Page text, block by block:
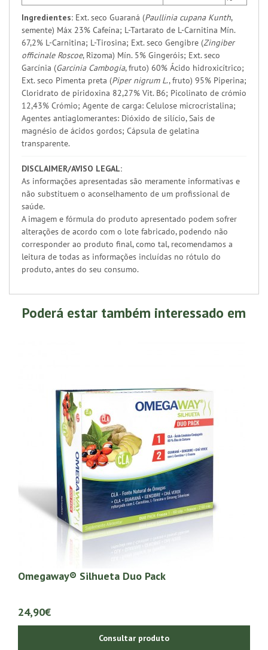
Ingredientes: Ext. seco Guaraná (Paullinia cupana Kunth,
semente) Máx 23% Cafeína; L-Tartarato de L-Carnitina Mín.
67,2% L-Carnitina; L-Tirosina; Ext. seco Gengibre (Zingiber
officinale Roscoe, Rizoma) Mín. 5% Gingeróis; Ext. seco
Garcínia (Garcinia Cambogia, fruto) 60% Ácido hidroxicítrico;
Ext. seco Pimenta preta (Piper nigrum L., fruto) 95% Piperina;
Cloridrato de piridoxina 82,27% Vit. B6; Picolinato de crómio
12,43% Crómio; Agente de carga: Celulose microcristalina;
Agentes antiaglomerantes: Dióxido de silício, Sais de
magnésio de ácidos gordos; Cápsula de gelatina
transparente.
DISCLAIMER/AVISO LEGAL:
As informações apresentadas são meramente informativas e
não substituem o aconselhamento de um profissional de
saúde.
A imagem e fórmula do produto apresentado podem sofrer
alterações de acordo com o lote fabricado, podendo não
corresponder ao produto final, como tal, recomendamos a
leitura de todas as informações incluídas no rótulo do
produto, antes do seu consumo.
Poderá estar também interessado em
Omegaway® Silhueta Duo Pack
24,90€
Consultar produto